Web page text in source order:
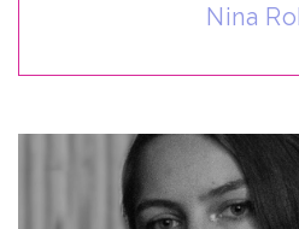
Nina